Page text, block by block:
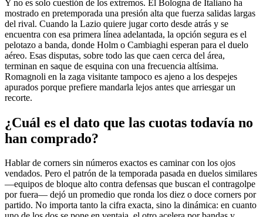
Y no es solo cuestión de los extremos. El Bologna de Italiano ha
mostrado en pretemporada una presión alta que fuerza salidas largas
del rival. Cuando la Lazio quiere jugar corto desde atrás y se
encuentra con esa primera línea adelantada, la opción segura es el
pelotazo a banda, donde Holm o Cambiaghi esperan para el duelo
aéreo. Esas disputas, sobre todo las que caen cerca del área,
terminan en saque de esquina con una frecuencia altísima.
Romagnoli en la zaga visitante tampoco es ajeno a los despejes
apurados porque prefiere mandarla lejos antes que arriesgar un
recorte.
¿Cuál es el dato que las cuotas todavía no
han comprado?
Hablar de corners sin números exactos es caminar con los ojos
vendados. Pero el patrón de la temporada pasada en duelos similares
—equipos de bloque alto contra defensas que buscan el contragolpe
por fuera— dejó un promedio que ronda los diez o doce corners por
partido. No importa tanto la cifra exacta, sino la dinámica: en cuanto